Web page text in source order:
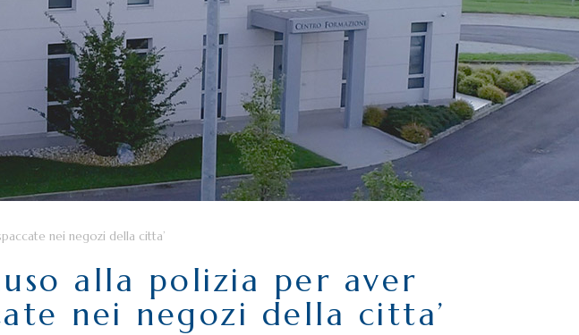
nei negozi della citta’
alla polizia per aver
nei negozi della citta’